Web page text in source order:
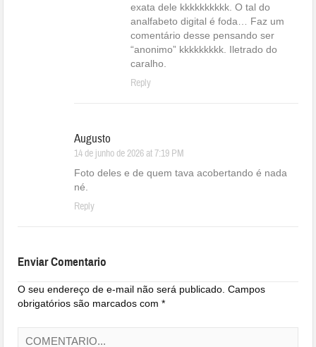
exata dele kkkkkkkkkk. O tal do
analfabeto digital é foda… Faz um
comentário desse pensando ser
“anonimo” kkkkkkkkk. Iletrado do
caralho.
Reply
Augusto
14 de junho de 2026 at 7:19 PM
Foto deles e de quem tava acobertando é nada
né.
Reply
Enviar Comentario
O seu endereço de e-mail não será publicado. Campos
obrigatórios são marcados com*